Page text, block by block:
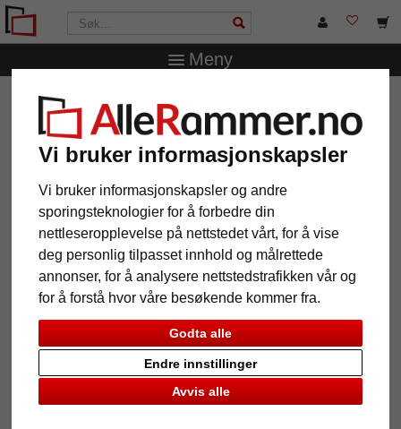
Vi bruker informasjonskapsler
Vi bruker informasjonskapsler og andre
sporingsteknologier for å forbedre din
nettleseropplevelse på nettstedet vårt, for å vise
deg personlig tilpasset innhold og målrettede
annonser, for å analysere nettstedstrafikken vår og
for å forstå hvor våre besøkende kommer fra.
Godta alle
Avvis alle
Endre innstillinger
Meny
AlleRammer.no
Kunststofframme Alperton
Kunststofframme Alperton
Tilbake